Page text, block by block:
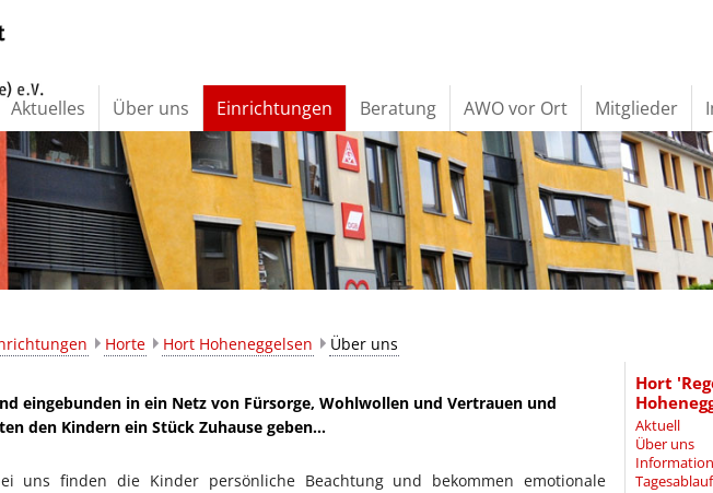
Horte Hort Hoheneggelsen Über uns
eingebunden in ein Netz von Fürsorge, Wohlwollen und Vertrauen und
den Kindern ein Stück Zuhause geben…
finden die Kinder persönliche Beachtung und bekommen emotionale
Hort
Aktuell
Über uns
Tagesablauf
Aktuelles Über uns Einrichtungen Beratung AWO vor Ort Mitglieder